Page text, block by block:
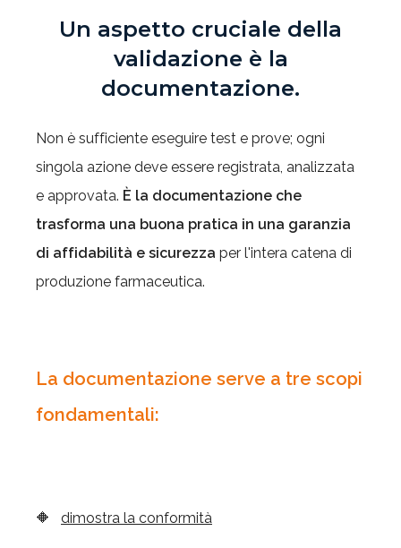
Un aspetto cruciale della
validazione è la
documentazione.
Non è sufficiente eseguire test e prove; ogni
singola azione deve essere registrata, analizzata
e approvata. È la documentazione che
trasforma una buona pratica in una garanzia
di affidabilità e sicurezza per l'intera catena di
produzione farmaceutica.
La documentazione serve a tre scopi
fondamentali:
🔶 dimostra la conformità